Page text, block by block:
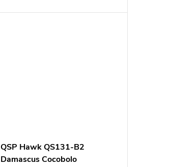
QSP Hawk QS131-B2
Damascus Cocobolo